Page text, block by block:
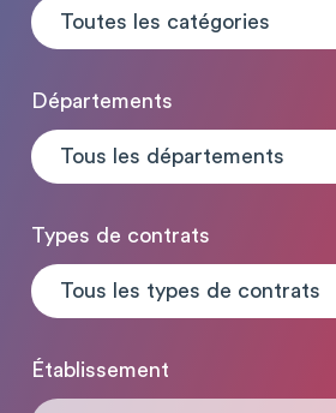
Toutes les catégories
Départements
Tous les départements
Types de contrats
Tous les types de contrats
Établissement